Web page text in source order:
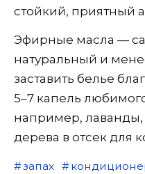
стойкий, приятный
Эфирные масла —
натуральный и
заставить белье
5–7 капель
например, лаванды,
дерева в отсек для
запах